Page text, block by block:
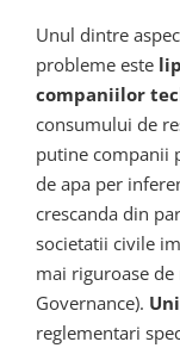
Unul dintre
probleme este
companiilor
consumului de
putine companii
de apa per
crescanda din
societatii civile
mai riguroase de
Governance).
reglementari